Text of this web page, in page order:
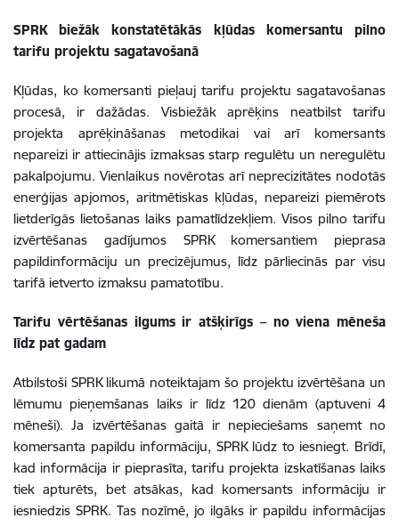
SPRK biežāk konstatētākās kļūdas komersantu pilno
tarifu projektu sagatavošanā
Kļūdas, ko komersanti pieļauj tarifu projektu sagatavošanas
procesā, ir dažādas. Visbiežāk aprēķins neatbilst tarifu
projekta aprēķināšanas metodikai vai arī komersants
nepareizi ir attiecinājis izmaksas starp regulētu un neregulētu
pakalpojumu. Vienlaikus novērotas arī neprecizitātes nodotās
enerģijas apjomos, aritmētiskas kļūdas, nepareizi piemērots
lietderīgās lietošanas laiks pamatlīdzekļiem. Visos pilno tarifu
izvērtēšanas gadījumos SPRK komersantiem pieprasa
papildinformāciju un precizējumus, līdz pārliecinās par visu
tarifā ietverto izmaksu pamatotību.
Tarifu vērtēšanas ilgums ir atšķirīgs – no viena mēneša
līdz pat gadam
Atbilstoši SPRK likumā noteiktajam šo projektu izvērtēšana un
lēmumu pieņemšanas laiks ir līdz 120 dienām (aptuveni 4
mēneši). Ja izvērtēšanas gaitā ir nepieciešams saņemt no
komersanta papildu informāciju, SPRK lūdz to iesniegt. Brīdī,
kad informācija ir pieprasīta, tarifu projekta izskatīšanas laiks
tiek apturēts, bet atsākas, kad komersants informāciju ir
iesniedzis SPRK. Tas nozīmē, jo ilgāks ir papildu informācijas